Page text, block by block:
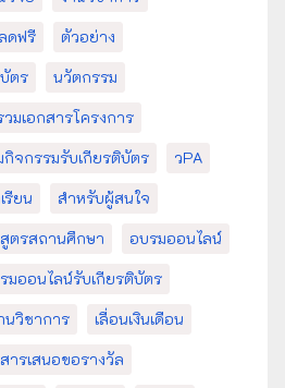
ดฟรี
ตัวอย่าง
ตร
นวัตกรรม
วมเอกสารโครงการ
กิจกรรมรับเกียรติบัตร
วPA
รียน
สำหรับผู้สนใจ
ตรสถานศึกษา
อบรมออนไลน์
มออนไลน์รับเกียรติบัตร
นวิชาการ
เลื่อนเงินเดือน
ารเสนอขอรางวัล